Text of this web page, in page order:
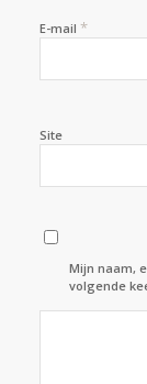
E-mail *
Site
Mijn naam,
volgende